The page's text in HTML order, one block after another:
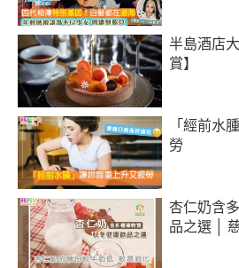
半島酒店
賞】
「經前水
勞
杏仁奶含
品之選 │